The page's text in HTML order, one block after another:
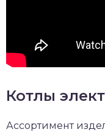
Котлы
Ассортимент